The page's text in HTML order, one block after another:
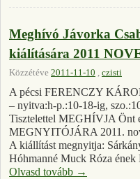
Meghívó Jávorka
kiálítására 2011
Közzétéve 2011-11-10 czisti
A pécsi FERENCZY
– nyitva:h-p.:10-18-ig,
Tisztelettel MEGHÍVJA Önt
MEGNYITÓJÁRA 2011.
A kiállítást megnyitja:
Hóhmanné Muck Róza
Olvasd tovább →